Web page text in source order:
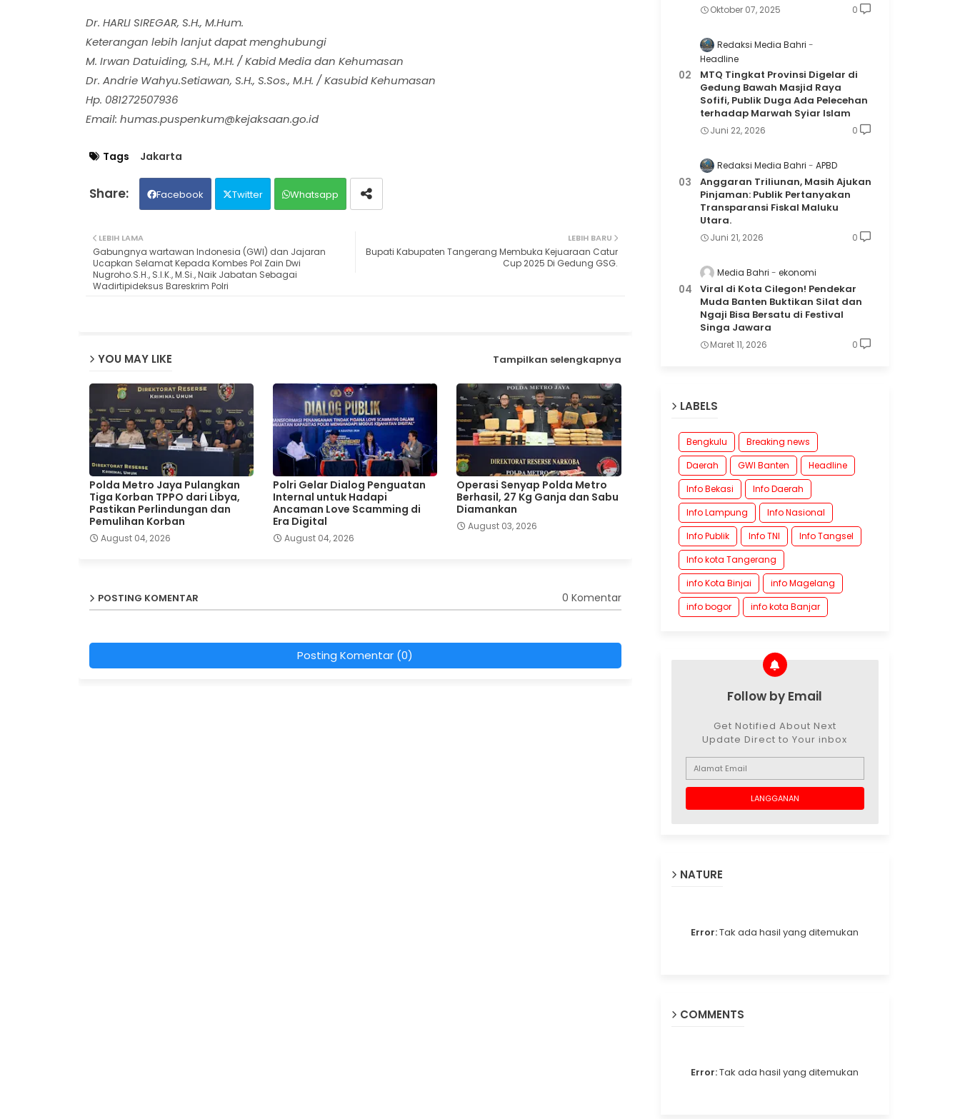
Dr. HARLI SIREGAR, S.H., M.Hum.
Keterangan lebih lanjut dapat menghubungi
M. Irwan Datuiding, S.H., M.H. / Kabid Media dan Kehumasan
Dr. Andrie Wahyu.Setiawan, S.H., S.Sos., M.H. / Kasubid Kehumasan
Hp. 081272507936
Email: humas.puspenkum@kejaksaan.go.id
Tags Jakarta
Facebook Twitter Whatsapp
LEBIH BARU
Bupati Kabupaten Tangerang Membuka Kejuaraan Catur
Cup 2025 Di Gedung GSG.
LEBIH LAMA
Gabungnya wartawan Indonesia (GWI) dan Jajaran
Ucapkan Selamat Kepada Kombes Pol Zain Dwi
Nugroho.S.H., S.I.K., M.Si., Naik Jabatan Sebagai
Wadirtipideksus Bareskrim Polri
YOU MAY LIKE Tampilkan selengkapnya
Polda Metro Jaya Pulangkan
Tiga Korban TPPO dari Libya,
Pastikan Perlindungan dan
Pemulihan Korban
August 04, 2026
Polri Gelar Dialog Penguatan
Internal untuk Hadapi
Ancaman Love Scamming di
Era Digital
August 04, 2026
Operasi Senyap Polda Metro
Berhasil, 27 Kg Ganja dan Sabu
Diamankan
August 03, 2026
POSTING KOMENTAR 0 Komentar
Posting Komentar (0)
Oktober 07, 2025 0
Redaksi Media Bahri
Headline
MTQ Tingkat Provinsi Digelar di
Gedung Bawah Masjid Raya
Sofifi, Publik Duga Ada Pelecehan
terhadap Marwah Syiar Islam
Juni 22, 2026 0
Redaksi Media Bahri APBD
Anggaran Triliunan, Masih Ajukan
Pinjaman: Publik Pertanyakan
Transparansi Fiskal Maluku
Utara.
Juni 21, 2026 0
Media Bahri ekonomi
Viral di Kota Cilegon! Pendekar
Muda Banten Buktikan Silat dan
Ngaji Bisa Bersatu di Festival
Singa Jawara
Maret 11, 2026 0
LABELS
Bengkulu
Breaking news
Daerah
GWI Banten
Headline
Info Bekasi
Info Daerah
Info Lampung
Info Nasional
Info Publik
Info TNI
Info Tangsel
Info kota Tangerang
info Kota Binjai
info Magelang
info bogor
info kota Banjar
Follow by Email
Get Notified About Next
Update Direct to Your inbox
NATURE
Error:Tak ada hasil yang ditemukan
COMMENTS
Error:Tak ada hasil yang ditemukan